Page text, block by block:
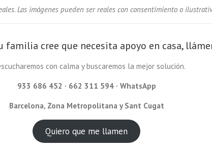
Las imágenes pueden ser reales con consentimiento o
familia cree que necesita apoyo en casa,
con calma y buscaremos la mejor solución.
933 686 452 · 662 311 594 · WhatsApp
Barcelona, Zona Metropolitana y Sant Cugat
Quiero que me llamen